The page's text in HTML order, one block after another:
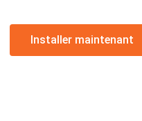
Installer maintenant